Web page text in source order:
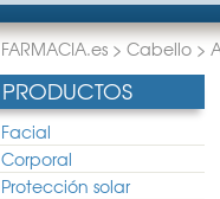
FARMACIA.es > Cabello >
PRODUCTOS
Facial
Corporal
Protección solar